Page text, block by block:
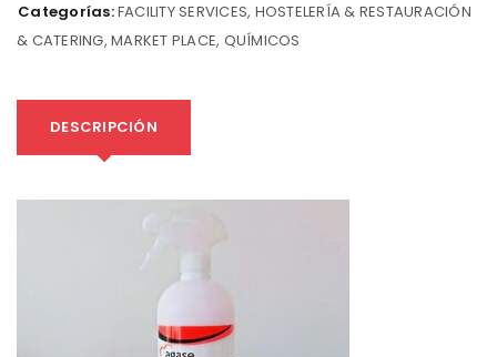
Categorías:FACILITY SERVICES, HOSTELERÍA & RESTAURACIÓN
& CATERING, MARKET PLACE, QUÍMICOS
DESCRIPCIÓN